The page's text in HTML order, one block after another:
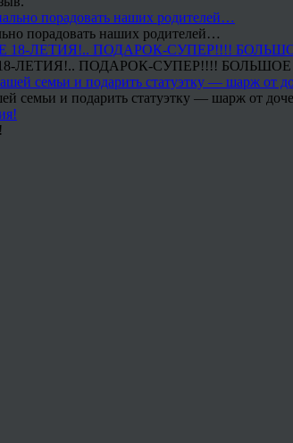
порадовать наших родителей…
ЛЕТИЯ!.. ПОДАРОК-СУПЕР!!!!
семьи и подарить статуэтку — шарж от